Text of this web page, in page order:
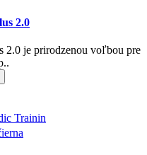
2.0
2.0 je prirodzenou voľbou pre